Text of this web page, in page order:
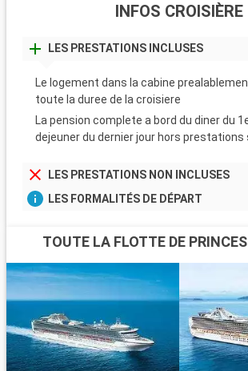
INFOS CROISIÈRE
LES PRESTATIONS INCLUSES
Le logement dans la cabine
toute la duree de la croisiere
La pension complete a bord du diner du
dejeuner du dernier jour hors prestations
LES PRESTATIONS NON INCLUSES
LES FORMALITÉS DE DÉPART
TOUTE LA FLOTTE DE